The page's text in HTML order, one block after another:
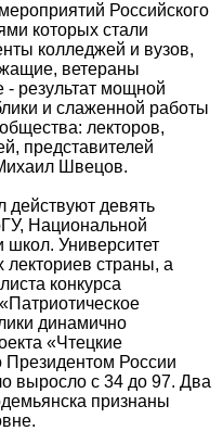
Российского
которых стали
колледжей и вузов,
ветераны
результат мощной
и слаженной работы
лекторов,
представителей
Швецов.
девять
Национальной
школ. Университет
страны, а
конкурса
динамично
«Чтецкие
России
выросло с 34 до 97. Два
признаны